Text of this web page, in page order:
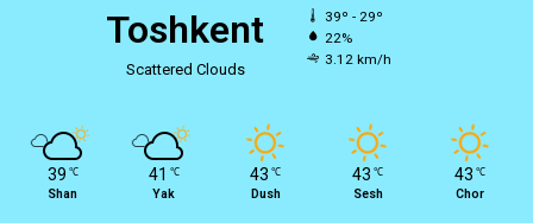
Toshkent
Scattered Clouds
39º - 29º
22%
3.12 km/h
39 ℃
Shan
41 ℃
Yak
43 ℃
Dush
43 ℃
Sesh
43 ℃
Chor